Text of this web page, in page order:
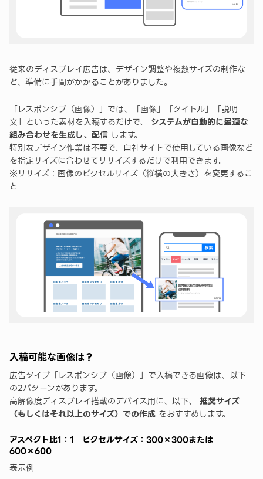
従来のディスプレイ広告は、デザイン調整や複数サイズの制作な
ど、準備に手間がかかることがありました。
「レスポンシブ（画像）」では、「画像」「タイトル」「説明
文」といった素材を入稿するだけで、 システムが自動的に最適な
組み合わせを生成し、配信 します。
特別なデザイン作業は不要で、自社サイトで使用している画像など
を指定サイズに合わせてリサイズするだけで利用できます。
※リサイズ：画像のピクセルサイズ（縦横の大きさ）を変更するこ
と
入稿可能な画像は？
広告タイプ「レスポンシブ（画像）」で入稿できる画像は、以下
の2パターンがあります。
高解像度ディスプレイ搭載のデバイス用に、以下、 推奨サイズ
（もしくはそれ以上のサイズ）での作成 をおすすめします。
アスペクト比1：1 ピクセルサイズ：300×300または
600×600
表示例